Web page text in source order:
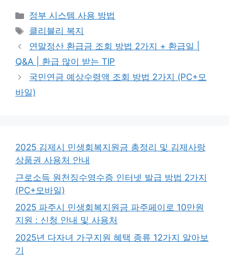
카
테
리
정부 시스템 사용 방법
태
그
클리블리 복지
연말정산 환급금 조회 방법 2가지 + 환급일 |
Q&A | 환급 많이 받는 TIP
국민연금 예상수령액 조회 방법 2가지 (PC+모
바일)
2025 김제시 민생회복지원금 총정리 및 김제사랑
상품권 사용처 안내
근로소득 원천징수영수증 인터넷 발급 방법 2가지
(PC+모바일)
2025 파주시 민생회복지원금 파주페이로 10만원
지원 : 신청 안내 및 사용처
2025년 다자녀 가구지원 혜택 종류 12가지 알아보
기